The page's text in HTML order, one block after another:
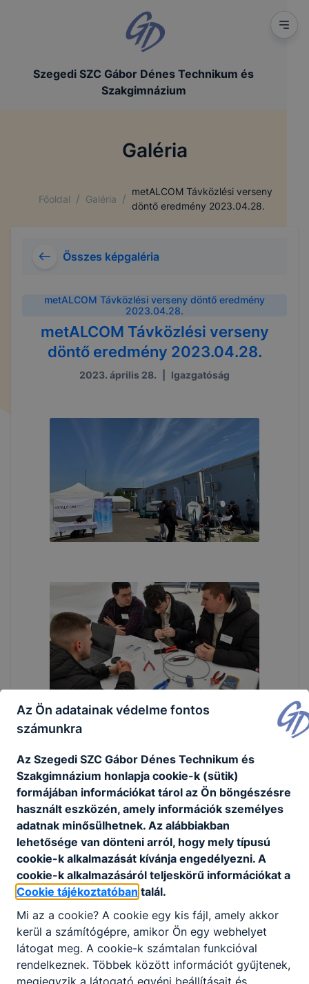
Szegedi SZC Gábor Dénes Technikum és
Szakgimnázium
Galéria
Főoldal / Galéria /
metALCOM Távközlési verseny
döntő eredmény 2023.04.28.
Összes képgaléria
metALCOM Távközlési verseny döntő eredmény
2023.04.28.
metALCOM Távközlési verseny
döntő eredmény 2023.04.28.
2023. április 28. Igazgatóság
Az Ön adatainak védelme fontos
számunkra
Az Szegedi SZC Gábor Dénes Technikum és
Szakgimnázium honlapja cookie-k (sütik)
formájában információkat tárol az Ön böngészésre
használt eszközén, amely információk személyes
adatnak minősülhetnek. Az alábbiakban
lehetősége van dönteni arról, hogy mely típusú
cookie-k alkalmazását kívánja engedélyezni. A
cookie-k alkalmazásáról teljeskörű információkat a
Cookie tájékoztatóban talál.
Mi az a cookie? A cookie egy kis fájl, amely akkor
kerül a számítógépre, amikor Ön egy webhelyet
látogat meg. A cookie-k számtalan funkcióval
rendelkeznek. Többek között információt gyűjtenek,
megjegyzik a látogató egyéni beállításait és